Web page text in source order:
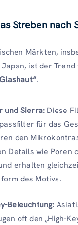
Streben nach
Märkten,
ist der Trend
.
und Sierra: Diese
für das
den
Details wie Poren
erhalten
des Motivs.
Beleuchtung:
oft den „High-